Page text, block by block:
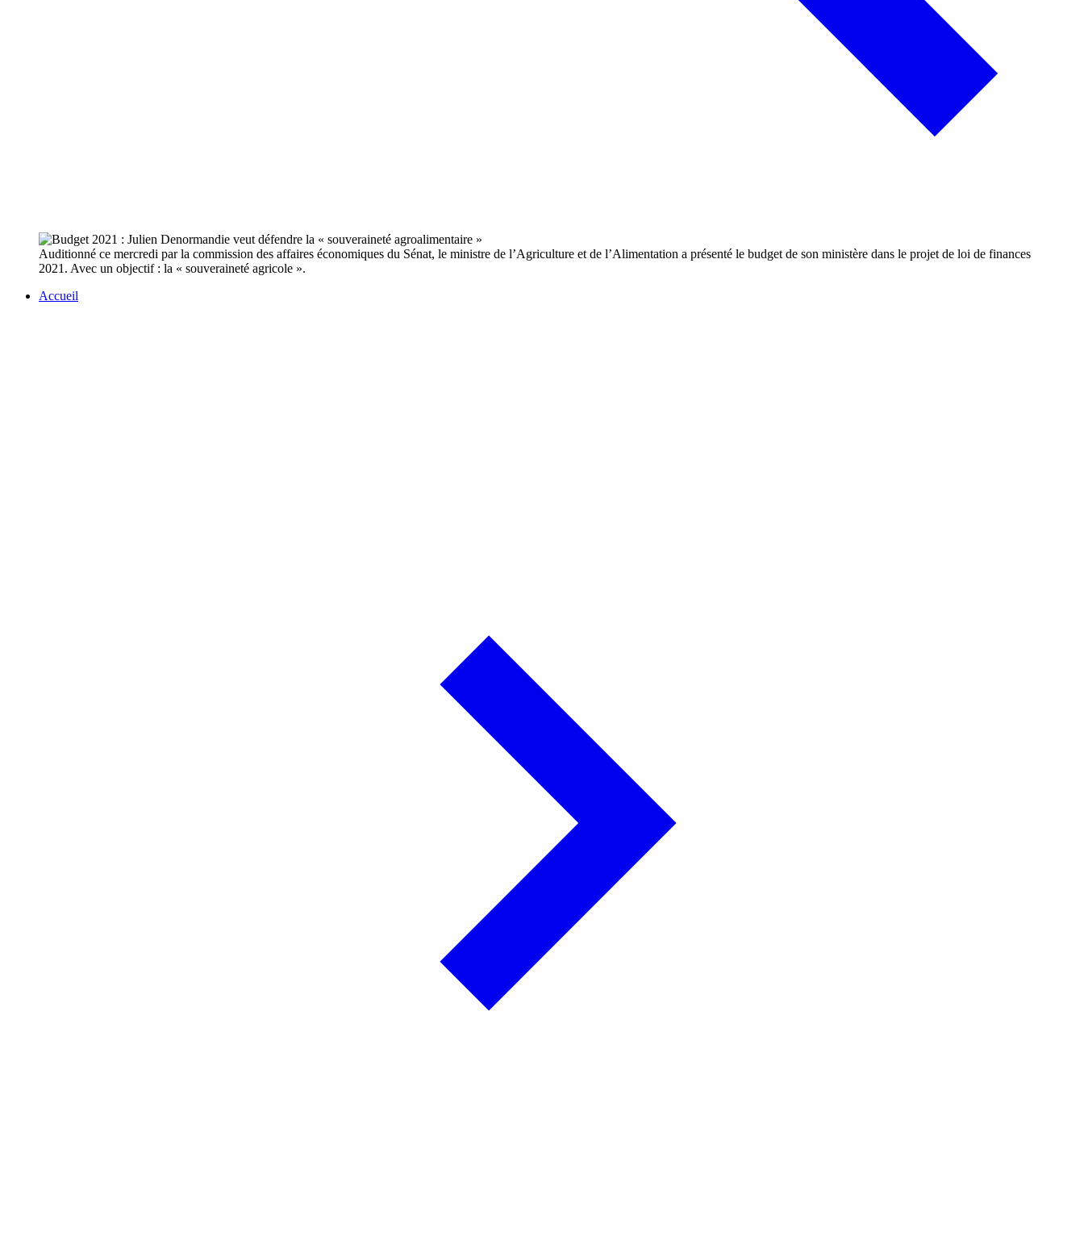
Auditionné ce mercredi par la commission des affaires économiques du Sénat, le ministre de l’Agriculture et de l’Alimentation a présenté le budget de son ministère dans le projet de loi de finances
2021. Avec un objectif : la « souveraineté agricole ».
Accueil